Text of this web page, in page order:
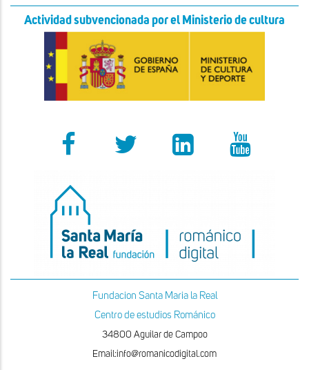
Actividad subvencionada por el Ministerio de cultura
Fundacion Santa Maria la Real
Centro de estudios Románico
34800 Aguilar de Campoo
Email:info@romanicodigital.com